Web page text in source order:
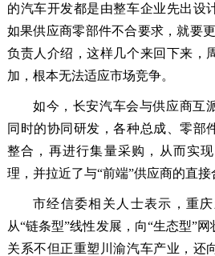
的汽车开发都是由整车企业先出设
如果供应商零部件不合要求，就要
负责人介绍，这样几个来回下来，
加，根本无法适应市场竞争。
如今，长安汽车会与供应商互
同时的协同研发，各种总成、零部
整合，再进行集量采购，从而实
理，并拉近了与“前端”供应商的直接
市经信委相关人士表示，重
从“链条型”线性发展，向“生态型”
关系不但正重塑川渝汽车产业，还